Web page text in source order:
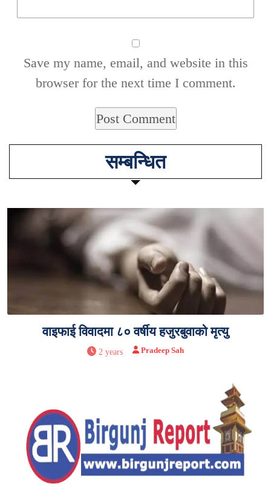
Save my name, email, and website in this
browser for the next time I comment.
सम्बन्धित
वाइफाई विवादमा ८० वर्षीय हजुरबुवाको मृत्यु
2 years Pradeep Sah